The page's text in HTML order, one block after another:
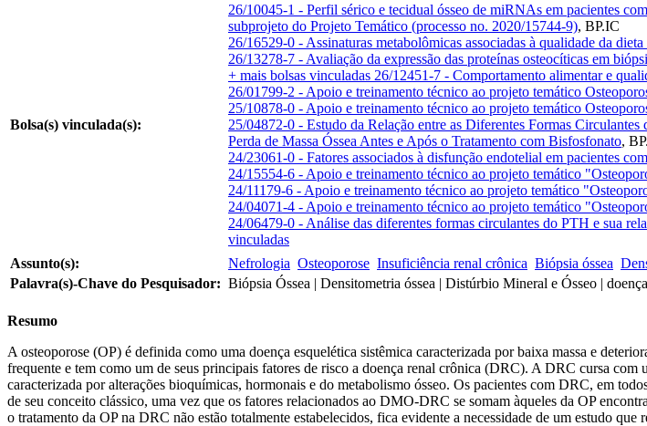
Bolsa(s) vinculada(s):
26/10045-1 - Perfil sérico e tecidual ósseo de miRNAs em pacientes
subprojeto do Projeto Temático (processo no. 2020/15744-9), BP.IC
26/16529-0 - Assinaturas metabolômicas associadas à qualidade da
26/13278-7 - Avaliação da expressão das proteínas osteocíticas em
+ mais bolsas vinculadas 26/12451-7 - Comportamento alimentar e
26/01799-2 - Apoio e treinamento técnico ao projeto temático
25/10878-0 - Apoio e treinamento técnico ao projeto temático
25/04872-0 - Estudo da Relação entre as Diferentes Formas
Perda de Massa Óssea Antes e Após o Tratamento com Bisfosfonato,
24/23061-0 - Fatores associados à disfunção endotelial em pacientes
24/15554-6 - Apoio e treinamento técnico ao projeto temático
24/11179-6 - Apoio e treinamento técnico ao projeto temático
24/04071-4 - Apoio e treinamento técnico ao projeto temático
24/06479-0 - Análise das diferentes formas circulantes do PTH e sua
vinculadas
Assunto(s):
Nefrologia Osteoporose Insuficiência renal crônica Biópsia óssea
Palavra(s)-Chave do Pesquisador: Biópsia Óssea | Densitometria óssea | Distúrbio Mineral e Ósseo |
Resumo
A osteoporose (OP) é definida como uma doença esquelética sistêmica caracterizada por baixa massa e
frequente e tem como um de seus principais fatores de risco a doença renal crônica (DRC). A DRC cursa
caracterizada por alterações bioquímicas, hormonais e do metabolismo ósseo. Os pacientes com DRC, em
de seu conceito clássico, uma vez que os fatores relacionados ao DMO-DRC se somam àqueles da OP
o tratamento da OP na DRC não estão totalmente estabelecidos, fica evidente a necessidade de um estudo